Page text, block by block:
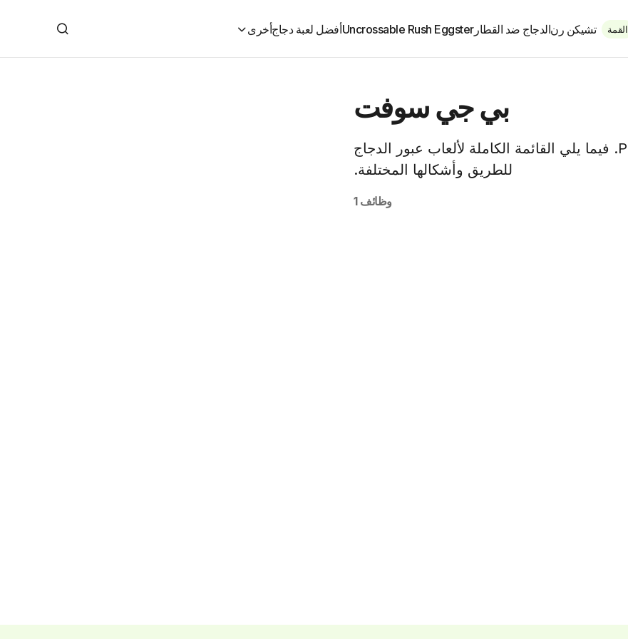
القمة تشيكن رنالدجاج ضد القطارUncrossable Rush Eggsterأفضل لعبة دجاجأخرى
بي جي سوفت
جميع ألعاب الكازينو الخاصة بالدجاج من PG Soft. فيما يلي القائمة الكاملة لألعاب عبور الدجاج
للطريق وأشكالها المختلفة.
وظائف 1